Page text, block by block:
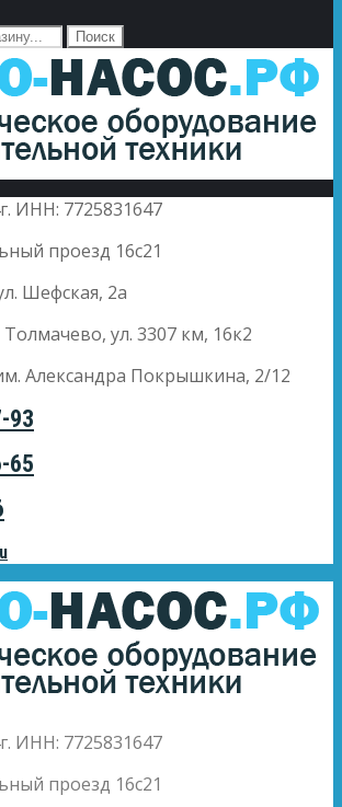
ИНН: 7725831647
проезд 16с21
Шефская, 2а
Толмачево, ул. 3307 км, 16к2
Александра Покрышкина, 2/12
93
65
ИНН: 7725831647
проезд 16с21